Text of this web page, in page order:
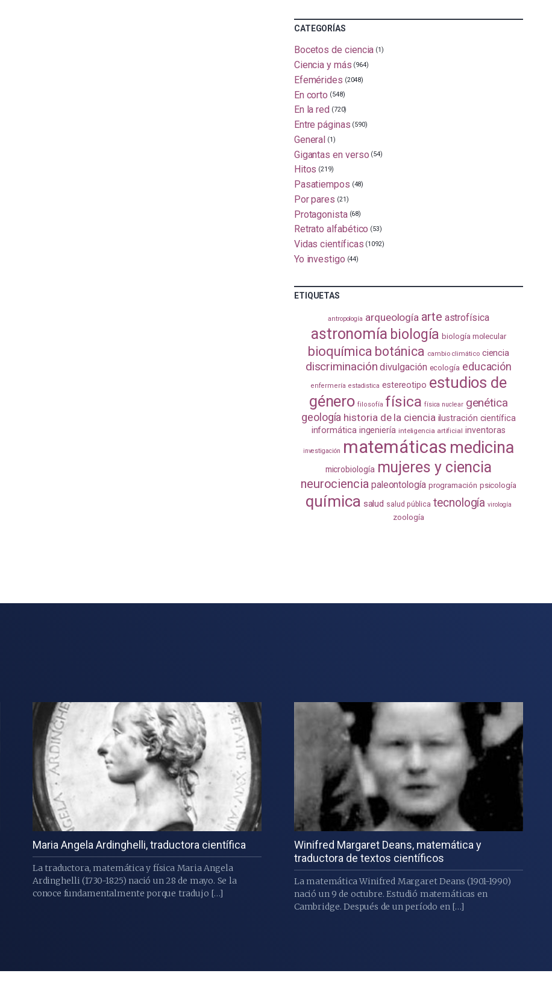
CATEGORÍAS
Bocetos de ciencia (1)
Ciencia y más (964)
Efemérides (2048)
En corto (548)
En la red (720)
Entre páginas (590)
General (1)
Gigantas en verso (54)
Hitos (219)
Pasatiempos (48)
Por pares (21)
Protagonista (68)
Retrato alfabético (53)
Vidas científicas (1092)
Yo investigo (44)
ETIQUETAS
antropología arqueología arte astrofísica
astronomía biología biología molecular
bioquímica botánica cambio climático ciencia
discriminación divulgación ecología educación
enfermería estadistica estereotipo estudios de
género filosofía física física nuclear genética
geología historia de la ciencia ilustración científica
informática ingeniería inteligencia artificial inventoras
investigación matemáticas medicina
microbiología mujeres y ciencia
neurociencia paleontología programación psicología
química salud salud pública tecnología virología
zoología
Maria Angela Ardinghelli, traductora científica
La traductora, matemática y física Maria Angela
Ardinghelli (1730-1825) nació un 28 de mayo. Se la
conoce fundamentalmente porque tradujo […]
Winifred Margaret Deans, matemática y
traductora de textos científicos
La matemática Winifred Margaret Deans (1901-1990)
nació un 9 de octubre. Estudió matemáticas en
Cambridge. Después de un período en […]